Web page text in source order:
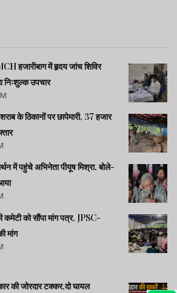
हजारीबाग में हृदय जांच शिविर
निःशुल्क उपचार
के ठिकानों पर छापेमारी, 37 हजार
में पहुंचे अभिनेता पीयूष मिश्रा, बोले-
कमेटी को सौंपा मांग पत्र, JPSC-
मांग
की जोरदार टक्‍कर,दो घायल